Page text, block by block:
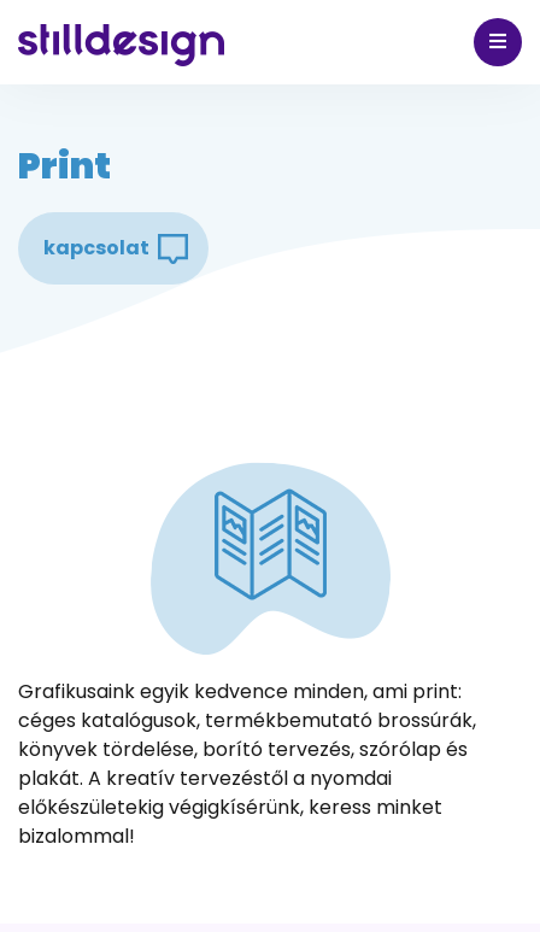
Print
kapcsolat
Grafikusaink egyik kedvence minden, ami print:
céges katalógusok, termékbemutató brossúrák,
könyvek tördelése, borító tervezés, szórólap és
plakát. A kreatív tervezéstől a nyomdai
előkészületekig végigkísérünk, keress minket
bizalommal!